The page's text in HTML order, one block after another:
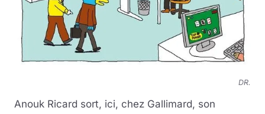
DR.
Anouk Ricard sort, ici, chez Gallimard, son